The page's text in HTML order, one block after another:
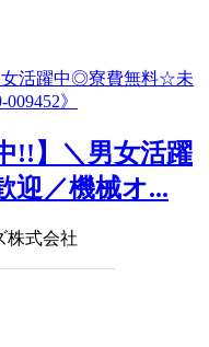
!!】＼男女活躍
／機械オ...
株式会社